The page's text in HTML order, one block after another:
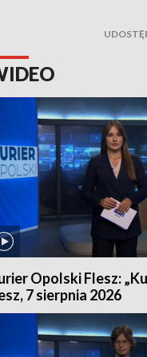
Opolski Flesz:
7 sierpnia 2026